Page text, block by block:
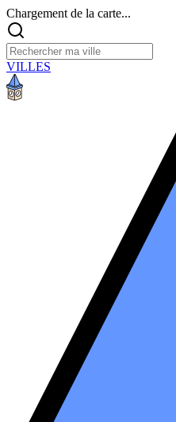
Chargement de la carte...
VILLES